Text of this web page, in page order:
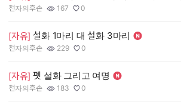
작성자:
천자의후손
조회수:
167
추천수:
0
[자유] 설화 1마리 대 설화 3마리
작성자:
천자의후손
조회수:
229
추천수:
0
[자유] 펫 설화 그리고 여명
작성자:
천자의후손
조회수:
183
추천수:
0